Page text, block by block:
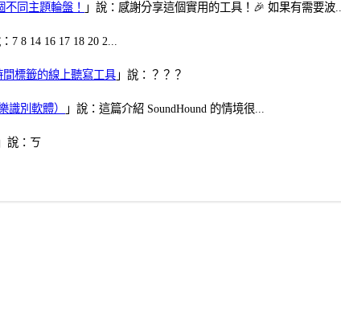
同主題輪盤！ 」說：感謝分享這個實用的工具！🎉 如果有需要波
7 8 14 16 17 18 20 2...
間標籤的線上聽寫工具 」說：？？？
識別軟體） 」說：這篇介紹 SoundHound 的情境很...
」說：ㄎ